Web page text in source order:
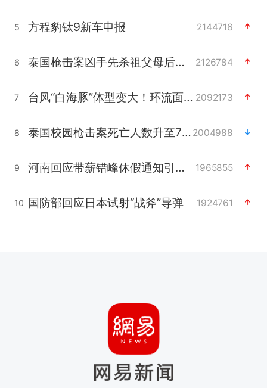
5 方程豹钛9新车申报 2144716
6 泰国枪击案凶手先杀祖父母后行凶 2126784
7 台风“白海豚”体型变大！环流面积接近13个浙江那么大 2092173
8 泰国校园枪击案死亡人数升至7人 2004988
9 河南回应带薪错峰休假通知引争议 1965855
10 国防部回应日本试射“战斧”导弹 1924761